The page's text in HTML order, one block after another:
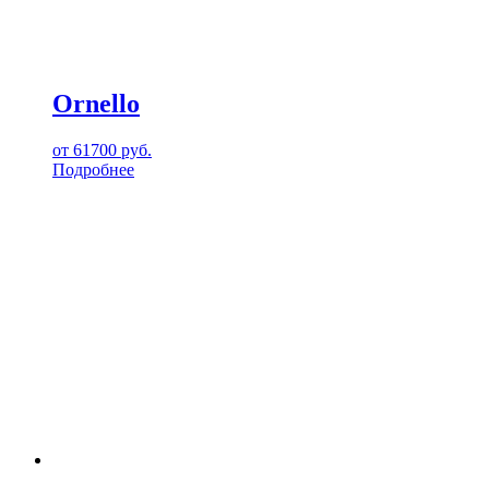
Ornello
от 61700 руб.
Подробнее